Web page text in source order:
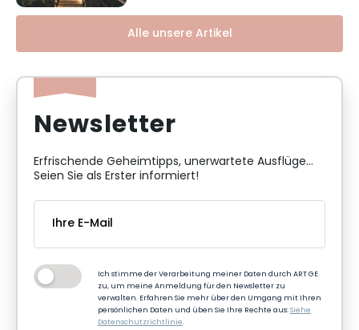
Alle unsere Artikel
Newsletter
Erfrischende Geheimtipps, unerwartete Ausflüge...
Seien Sie als Erster informiert!
Ich stimme der Verarbeitung meiner Daten durch ART GE
zu, um meine Anmeldung für den Newsletter zu
verwalten. Erfahren Sie mehr über den Umgang mit Ihren
persönlichen Daten und üben Sie Ihre Rechte aus:Siehe
Datenschutzrichtlinie.